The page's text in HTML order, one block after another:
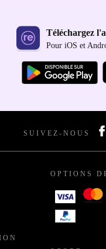
Téléchargez
Pour iOS et
SUIVEZ-NOUS
OPTIONS